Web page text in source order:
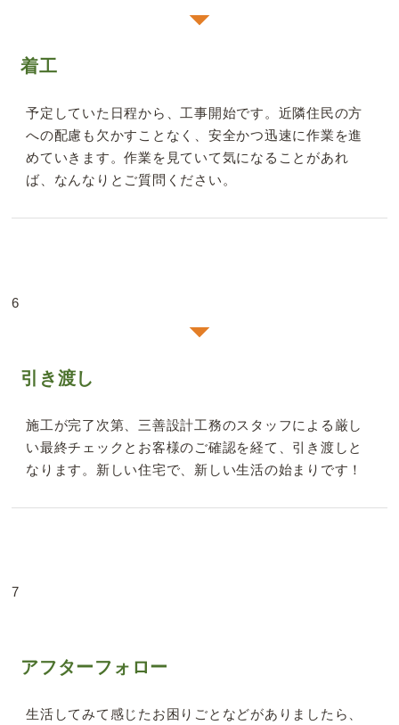
着工
予定していた日程から、工事開始です。近隣住民の方
への配慮も欠かすことなく、安全かつ迅速に作業を進
めていきます。作業を見ていて気になることがあれ
ば、なんなりとご質問ください。
6
引き渡し
施工が完了次第、三善設計工務のスタッフによる厳し
い最終チェックとお客様のご確認を経て、引き渡しと
なります。新しい住宅で、新しい生活の始まりです！
7
アフターフォロー
生活してみて感じたお困りごとなどがありましたら、